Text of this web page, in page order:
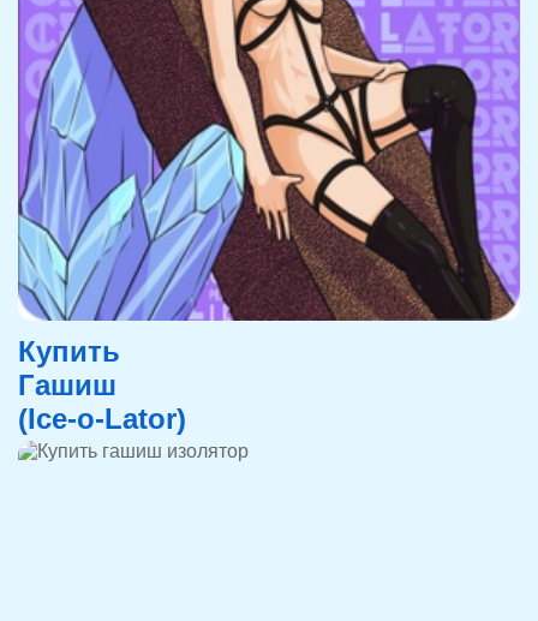
Купить
Гашиш
(Ice-o-Lator)